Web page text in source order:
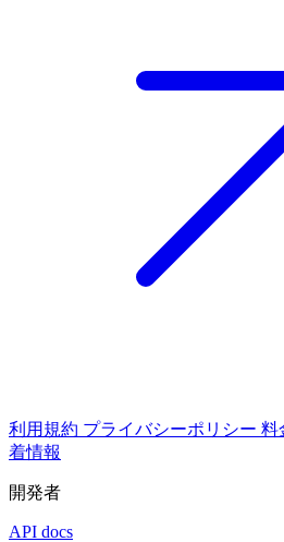
利用規約 プライバシーポリシー 料
着情報
開発者
API docs